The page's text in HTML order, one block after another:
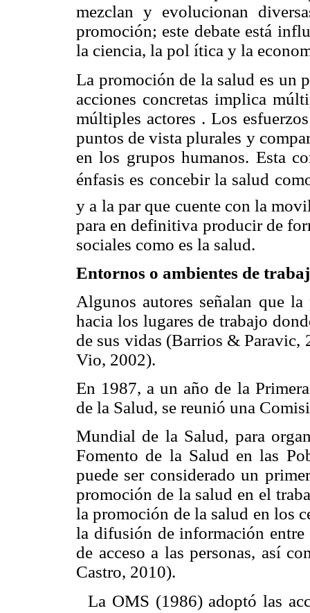
mezclan y evolucionan
promoción; este debate está
la ciencia, la pol ítica y la
La promoción de la salud es un
acciones concretas implica
múltiples actores . Los
puntos de vista plurales y
en los grupos humanos. Esta
énfasis es concebir la salud
y a la par que cuente con la
para en definitiva producir de
sociales como es la salud.
Entornos o ambientes de
Algunos autores señalan que
hacia los lugares de trabajo
de sus vidas (Barrios &
Vio, 2002).
En 1987, a un año de la
de la Salud, se reunió una
Mundial de la Salud, para
Fomento de la Salud en las
puede ser considerado un
promoción de la salud en el
la promoción de la salud en los
la difusión de información
de acceso a las personas, así
Castro, 2010).
La OMS (1986) adoptó las